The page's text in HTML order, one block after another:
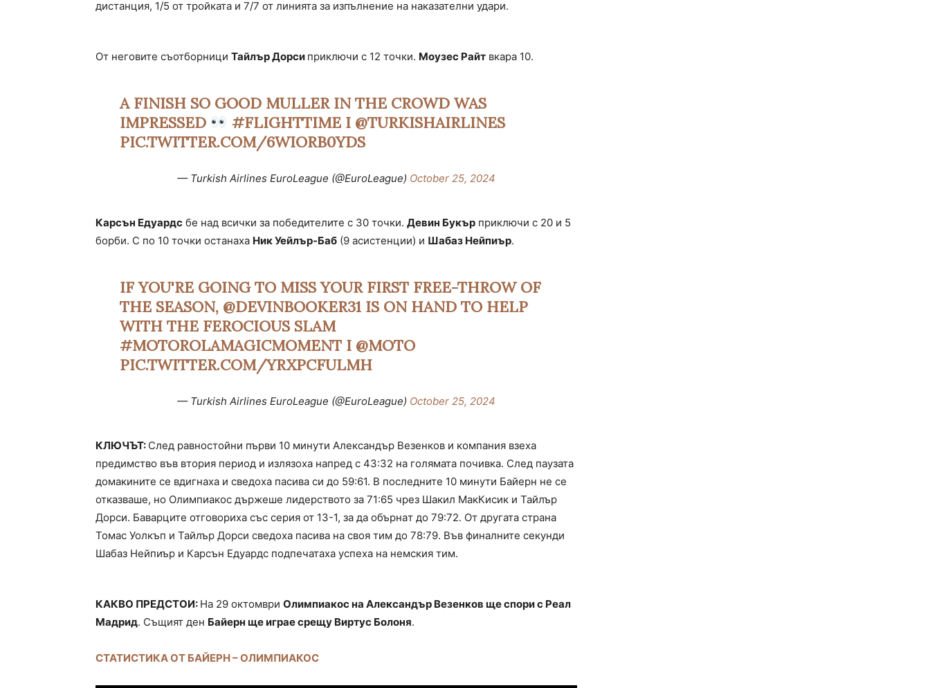
дистанция, 1/5 от тройката и 7/7 от линията за изпълнение на наказателни удари.
От неговите съотборници Тайлър Дорси приключи с 12 точки. Моузес Райт вкара 10.
A FINISH SO GOOD MULLER IN THE CROWD WAS
IMPRESSED
#FLIGHTTIMEI @TURKISHAIRLINES
PIC.TWITTER.COM/6WIORB0YDS
— Turkish Airlines EuroLeague (@EuroLeague) October 25, 2024
Карсън Едуардс бе над всички за победителите с 30 точки. Девин Букър приключи с 20 и 5
борби. С по 10 точки останаха Ник Уейлър-Баб (9 асистенции) и Шабаз Нейпиър.
IF YOU'RE GOING TO MISS YOUR FIRST FREE-THROW OF
THE SEASON, @DEVINBOOKER31IS ON HAND TO HELP
WITH THE FEROCIOUS SLAM
#MOTOROLAMAGICMOMENTI @MOTO
PIC.TWITTER.COM/YRXPCFULMH
— Turkish Airlines EuroLeague (@EuroLeague) October 25, 2024
КЛЮЧЪТ: След равностойни първи 10 минути Александър Везенков и компания взеха
предимство във втория период и излязоха напред с 43:32 на голямата почивка. След паузата
домакините се вдигнаха и сведоха пасива си до 59:61. В последните 10 минути Байерн не се
отказваше, но Олимпиакос държеше лидерството за 71:65 чрез Шакил МакКисик и Тайлър
Дорси. Баварците отговориха със серия от 13-1, за да обърнaт до 79:72. От другата страна
Томас Уолкъп и Тайлър Дорси сведоха пасива на своя тим до 78:79. Във финалните секунди
Шабаз Нейпиър и Карсън Едуардс подпечатаха успеха на немския тим.
КАКВО ПРЕДСТОИ: На 29 октомври Олимпиакос на Александър Везенков ще спори с Реал
Мадрид. Същият ден Байерн ще играе срещу Виртус Болоня.
СТАТИСТИКА ОТ БАЙЕРН – ОЛИМПИАКОС